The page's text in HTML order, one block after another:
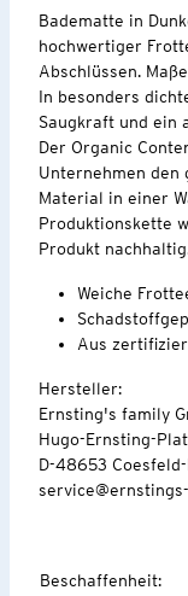
Badematte in
hochwertiger
Abschlüssen.
In besonders
Saugkraft und ein
Der Organic
Unternehmen den
Material in einer
Produktionskette
Produkt
Weiche
Aus
Hersteller:
Ernsting's family
Hugo-Ernsting-
D-48653
Beschaffenheit: